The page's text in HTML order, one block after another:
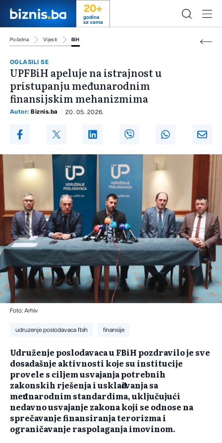
20+
godina
sa vama
Početna Vijesti BiH
OGLASILI SE
UPFBiH apeluje na istrajnost u
pristupanju međunarodnim
finansijskim mehanizmima
Autor: Biznis.ba 20. 05. 2026.
Foto: Arhiv
udruzenje poslodavaca fbih finansije
Udruženje poslodavaca u FBiH pozdravilo je sve
dosadašnje aktivnosti koje su institucije
provele s ciljem usvajanja potrebnih
zakonskih rješenja i usklađivanja sa
međunarodnim standardima, uključujući
nedavno usvajanje zakona koji se odnose na
sprečavanje finansiranja terorizma i
ograničavanje raspolaganja imovinom.